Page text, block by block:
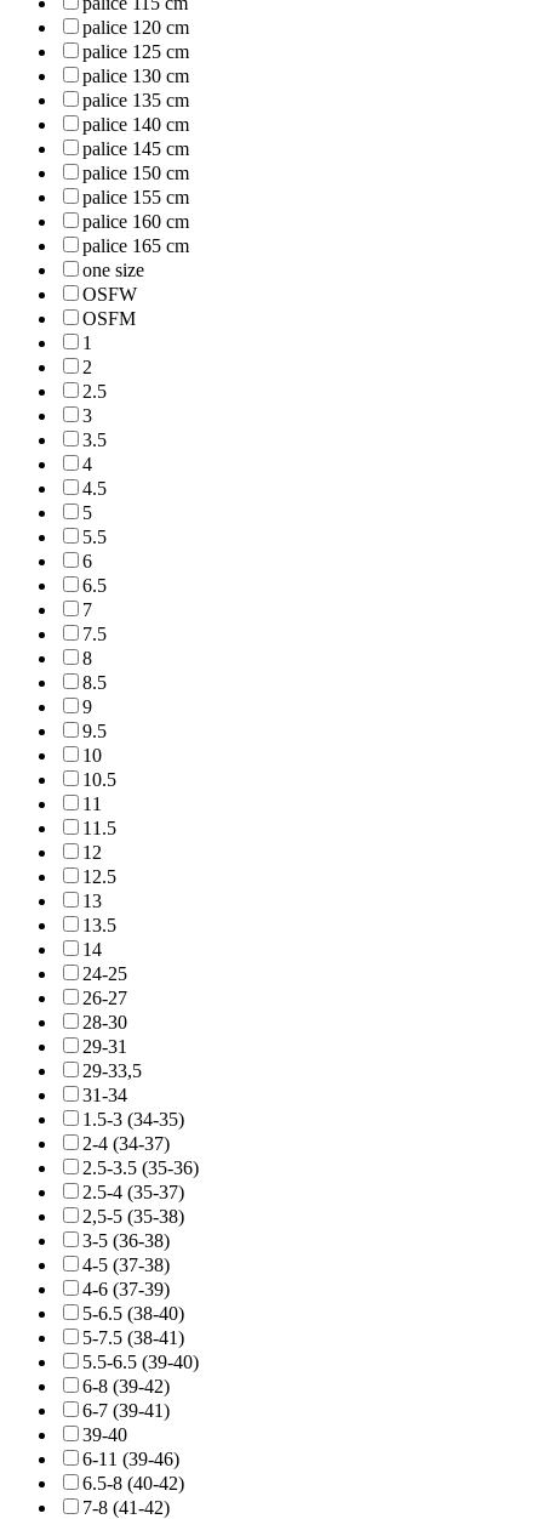
palice 120 cm
palice 125 cm
palice 130 cm
palice 135 cm
palice 140 cm
palice 145 cm
palice 150 cm
palice 155 cm
palice 160 cm
palice 165 cm
one size
OSFW
OSFM
1
2
2.5
3
3.5
4
4.5
5
5.5
6
6.5
7
7.5
8
8.5
9
9.5
10
10.5
11
11.5
12
12.5
13
13.5
14
24-25
26-27
28-30
29-31
29-33,5
31-34
1.5-3 (34-35)
2-4 (34-37)
2.5-3.5 (35-36)
2.5-4 (35-37)
2,5-5 (35-38)
3-5 (36-38)
4-5 (37-38)
4-6 (37-39)
5-6.5 (38-40)
5-7.5 (38-41)
5.5-6.5 (39-40)
6-8 (39-42)
6-7 (39-41)
39-40
6-11 (39-46)
6.5-8 (40-42)
7-8 (41-42)